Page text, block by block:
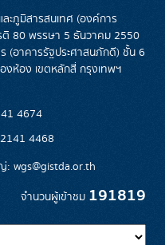
ะภูมิสารสนเทศ (องค์การ
ติ 80 พรรษา 5 ธันวาคม 2550
(อาคารรัฐประศาสนภักดี) ชั้น 6
งห้อง เขตหลักสี่ กรุงเทพฯ
4674
4468
wgs@gistda.or.th
จำนวนผู้เข้าชม 191819